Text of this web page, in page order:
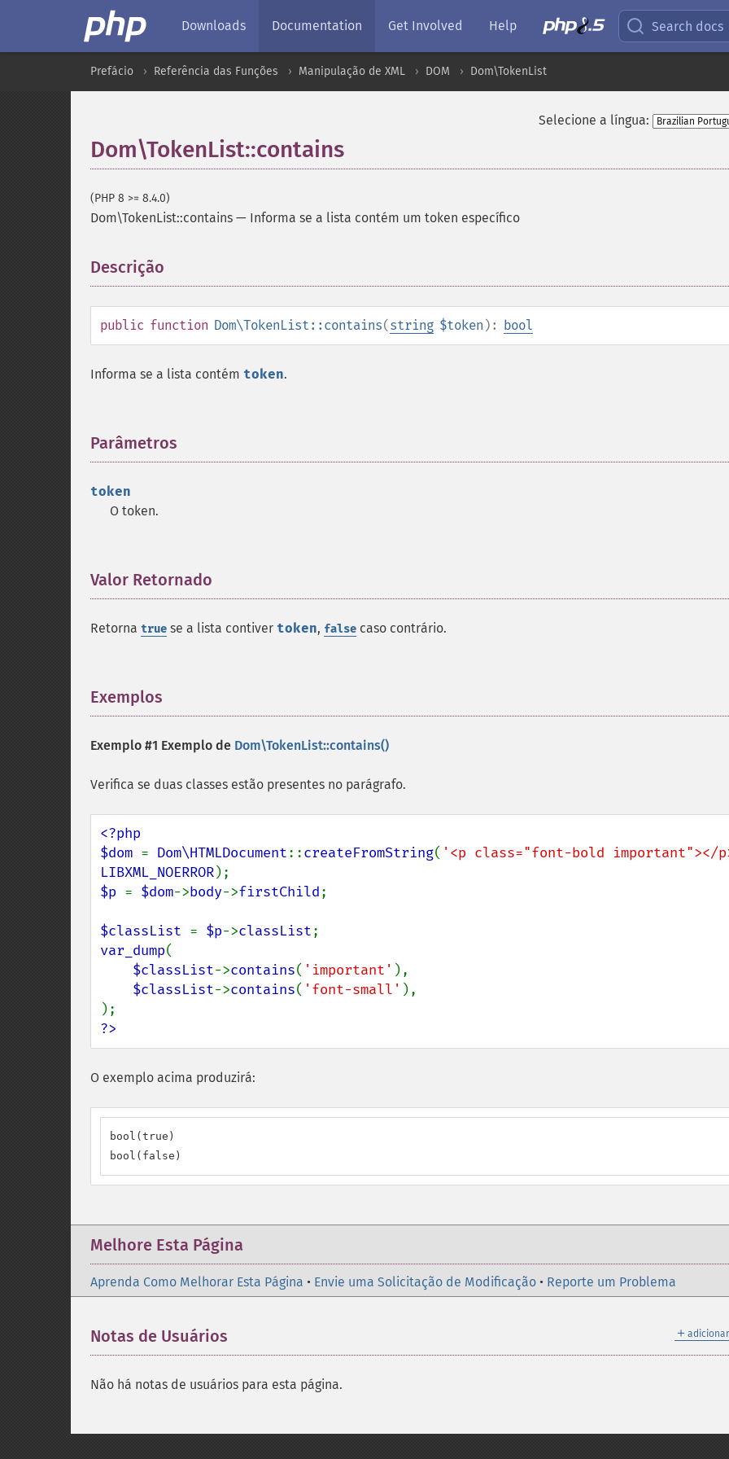
Downloads Documentation Get Involved Help Search docs
Prefácio Referência das Funções Manipulação de XML DOM Dom\TokenList
Selecione a língua:
Dom\TokenList::contains
(PHP 8 >= 8.4.0)
Dom\TokenList::contains — Informa se a lista contém um token específico
Descrição
public function Dom\TokenList::contains(string $token ): bool
Informa se a lista contém token.
Parâmetros
token
O token.
Valor Retornado
Retorna true se a lista contiver token, false caso contrário.
Exemplos
Exemplo #1 Exemplo de Dom\TokenList::contains()
Verifica se duas classes estão presentes no parágrafo.
<?php
$dom = Dom\HTMLDocument::createFromString( '<p class="font-bold important"></
LIBXML_NOERROR
$p = $dom->body->firstChild;
$classList = $p->classList
var_dump(
$classList->contains( 'important' ),
$classList->contains( 'font-small' ),
?>
O exemplo acima produzirá:
bool(true)
bool(false)
Melhore Esta Página
Aprenda Como Melhorar Esta Página • Envie uma Solicitação de Modificação • Reporte um Problema
＋
Notas de Usuários
Não há notas de usuários para esta página.